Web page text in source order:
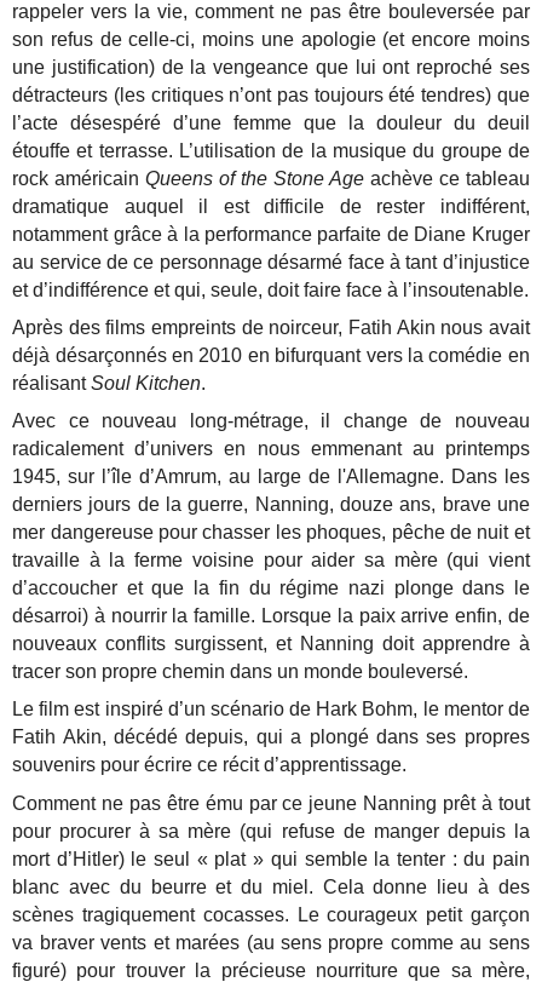
rappeler vers la vie, comment ne pas être bouleversée par
son refus de celle-ci, moins une apologie (et encore moins
une justification) de la vengeance que lui ont reproché ses
détracteurs (les critiques n’ont pas toujours été tendres) que
l’acte désespéré d’une femme que la douleur du deuil
étouffe et terrasse. L’utilisation de la musique du groupe de
rock américainQueens of the Stone Ageachève ce tableau
dramatique auquel il est difficile de rester indifférent,
notamment grâce à la performance parfaite de Diane Kruger
au service de ce personnage désarmé face à tant d’injustice
et d’indifférence et qui, seule, doit faire face à l’insoutenable.
Après des films empreints de noirceur, Fatih Akin nous avait
déjà désarçonnés en 2010 en bifurquant vers la comédie en
réalisantSoul Kitchen.
Avec ce nouveau long-métrage, il change de nouveau
radicalement d’univers en nous emmenant au printemps
1945, sur l’île d’Amrum, au large de l'Allemagne. Dans les
derniers jours de la guerre, Nanning, douze ans, brave une
mer dangereuse pour chasser les phoques, pêche de nuit et
travaille à la ferme voisine pour aider sa mère (qui vient
d’accoucher et que la fin du régime nazi plonge dans le
désarroi) à nourrir la famille. Lorsque la paix arrive enfin, de
nouveaux conflits surgissent, et Nanning doit apprendre à
tracer son propre chemin dans un monde bouleversé.
Le film est inspiré d’un scénario de Hark Bohm, le mentor de
Fatih Akin, décédé depuis, qui a plongé dans ses propres
souvenirs pour écrire ce récit d’apprentissage.
Comment ne pas être ému par ce jeune Nanning prêt à tout
pour procurer à sa mère (qui refuse de manger depuis la
mort d’Hitler) le seul « plat » qui semble la tenter : du pain
blanc avec du beurre et du miel. Cela donne lieu à des
scènes tragiquement cocasses. Le courageux petit garçon
va braver vents et marées (au sens propre comme au sens
figuré) pour trouver la précieuse nourriture que sa mère,